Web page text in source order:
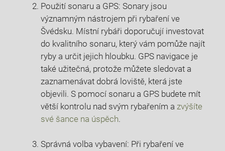
Použití⁣ sonaru a⁢ GPS: Sonary jsou
významným nástrojem ‌při rybaření ve
Švédsku. Místní rybáři doporučují investovat
do kvalitního sonaru, který vám pomůže najít​
ryby ⁣a určit jejich⁢ hloubku. GPS navigace‍ je
také užitečná, protože můžete sledovat a
zaznamenávat dobrá loviště, která jste
objevili. S pomocí⁢ sonaru a GPS budete mít
větší kontrolu‍ nad svým rybařením a zvýšíte
své ⁣šance na úspěch.
Správná volba vybavení: Při‌ rybaření ve